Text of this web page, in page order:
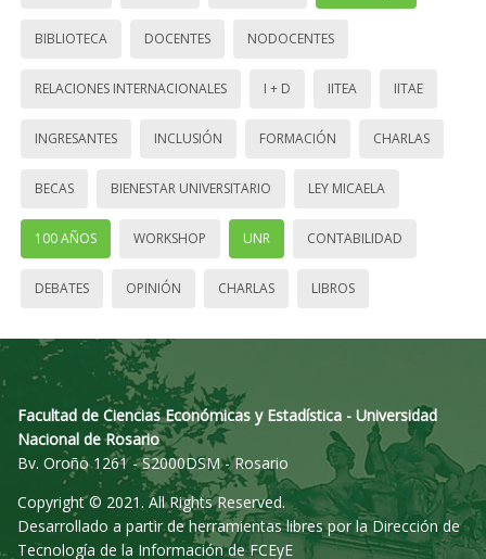
BIBLIOTECA DOCENTES NODOCENTES
RELACIONES INTERNACIONALES I + D IITEA IITAE
INGRESANTES INCLUSIÓN FORMACIÓN CHARLAS
BECAS BIENESTAR UNIVERSITARIO LEY MICAELA
100 AÑOS WORKSHOP UNR CONTABILIDAD
DEBATES OPINIÓN CHARLAS LIBROS
Facultad de Ciencias Económicas y Estadística - Universidad
Nacional de Rosario
Bv. Oroño 1261 - S2000DSM - Rosario
Copyright © 2021. All Rights Reserved.
Desarrollado a partir de herramientas libres por la Dirección de
Tecnología de la Información de FCEyE